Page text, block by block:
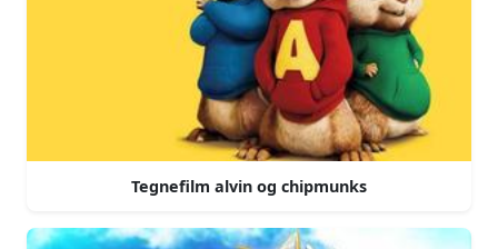
Tegnefilm alvin og chipmunks